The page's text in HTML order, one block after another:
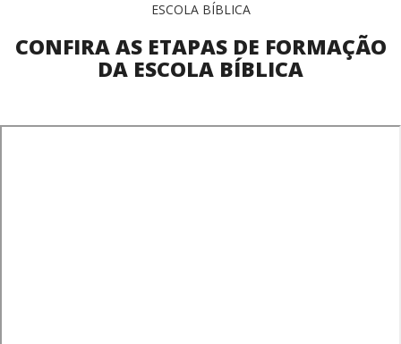
ESCOLA BÍBLICA
CONFIRA AS ETAPAS DE FORMAÇÃO
DA ESCOLA BÍBLICA